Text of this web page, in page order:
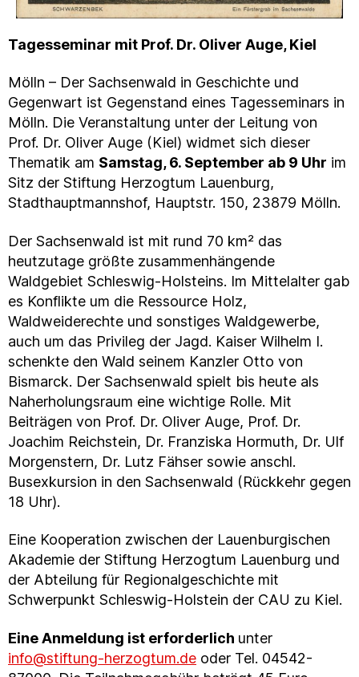
Tagesseminar mit Prof. Dr. Oliver Auge, Kiel
Mölln – Der Sachsenwald in Geschichte und
Gegenwart ist Gegenstand eines Tagesseminars in
Mölln. Die Veranstaltung unter der Leitung von
Prof. Dr. Oliver Auge (Kiel) widmet sich dieser
Thematik am Samstag, 6. September ab 9 Uhr im
Sitz der Stiftung Herzogtum Lauenburg,
Stadthauptmannshof, Hauptstr. 150, 23879 Mölln.
Der Sachsenwald ist mit rund 70 km² das
heutzutage größte zusammenhängende
Waldgebiet Schleswig-Holsteins. Im Mittelalter gab
es Konflikte um die Ressource Holz,
Waldweiderechte und sonstiges Waldgewerbe,
auch um das Privileg der Jagd. Kaiser Wilhelm I.
schenkte den Wald seinem Kanzler Otto von
Bismarck. Der Sachsenwald spielt bis heute als
Naherholungsraum eine wichtige Rolle. Mit
Beiträgen von Prof. Dr. Oliver Auge, Prof. Dr.
Joachim Reichstein, Dr. Franziska Hormuth, Dr. Ulf
Morgenstern, Dr. Lutz Fähser sowie anschl.
Busexkursion in den Sachsenwald (Rückkehr gegen
18 Uhr).
Eine Kooperation zwischen der Lauenburgischen
Akademie der Stiftung Herzogtum Lauenburg und
der Abteilung für Regionalgeschichte mit
Schwerpunkt Schleswig-Holstein der CAU zu Kiel.
Eine Anmeldung ist erforderlich unter
info@stiftung-herzogtum.de oder Tel. 04542-